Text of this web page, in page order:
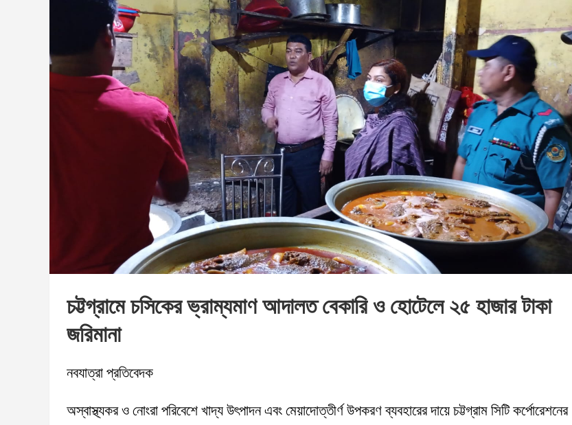
চট্টগ্রামে চসিকের ভ্রাম্যমাণ আদালত বেকারি ও হোটেলে ২৫ হাজার টাকা
জরিমানা
নবযাত্রা প্রতিবেদক
অস্বাস্থ্যকর ও নোংরা পরিবেশে খাদ্য উৎপাদন এবং মেয়াদোত্তীর্ণ উপকরণ ব্যবহারের দায়ে চট্টগ্রাম সিটি কর্পোরেশনের